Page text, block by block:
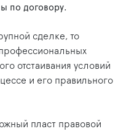
по договору.
сделке, то
отстаивания условий
и его правильного
пласт правовой